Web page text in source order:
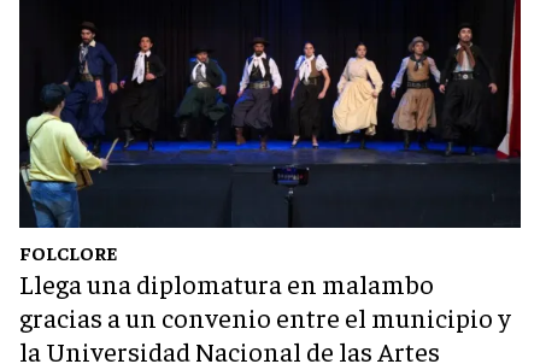
FOLCLORE
Llega una diplomatura en malambo
gracias a un convenio entre el municipio y
la Universidad Nacional de las Artes